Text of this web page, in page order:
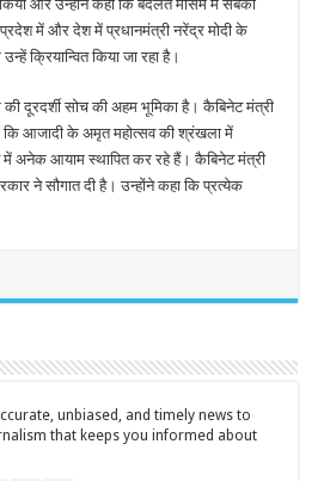
किया और उन्होंने कहा कि बदलते मौसम में सबको
प्रदेश में और देश में प्रधानमंत्री नरेंद्र मोदी के
क्रियान्वित किया जा रहा है।
दूरदर्शी सोच की अहम भूमिका है। कैबिनेट मंत्री
कि आजादी के अमृत महोत्सव की श्रंखला में
में अनेक आयाम स्थापित कर रहे हैं। कैबिनेट मंत्री
ने सौगात दी है। उन्होंने कहा कि प्रत्येक
unbiased, and timely news to
that keeps you informed about